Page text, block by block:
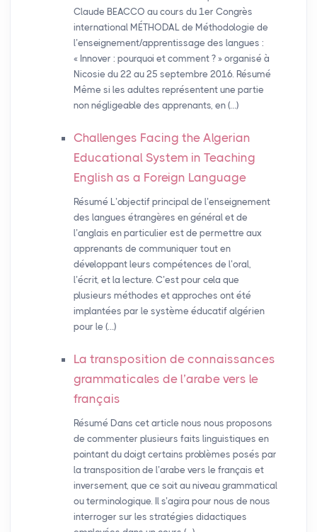
Claude BEACCO au cours du 1er Congrès
international MÉTHODAL de Méthodologie de
l’enseignement/apprentissage des langues :
« Innover : pourquoi et comment ? » organisé à
Nicosie du 22 au 25 septembre 2016. Résumé
Même si les adultes représentent une partie
non négligeable des apprenants, en (…)
Challenges Facing the Algerian
Educational System in Teaching
English as a Foreign Language
Résumé L’objectif principal de l’enseignement
des langues étrangères en général et de
l’anglais en particulier est de permettre aux
apprenants de communiquer tout en
développant leurs compétences de l’oral,
l’écrit, et la lecture. C’est pour cela que
plusieurs méthodes et approches ont été
implantées par le système éducatif algérien
pour le (…)
La transposition de connaissances
grammaticales de l’arabe vers le
français
Résumé Dans cet article nous nous proposons
de commenter plusieurs faits linguistiques en
pointant du doigt certains problèmes posés par
la transposition de l’arabe vers le français et
inversement, que ce soit au niveau grammatical
ou terminologique. Il s’agira pour nous de nous
interroger sur les stratégies didactiques